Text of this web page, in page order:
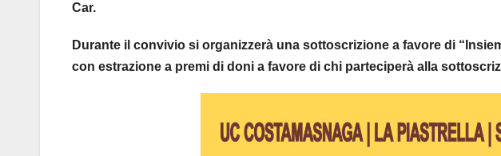
Car.
Durante il convivio si organizzerà una sottoscrizione a favore di
con estrazione a premi di doni a favore di chi parteciperà alla